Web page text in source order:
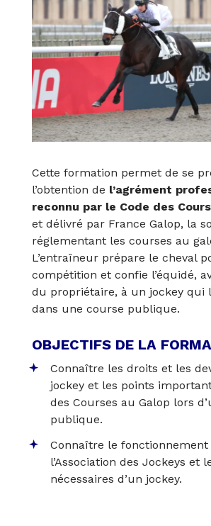
Cette formation permet de se
l’obtention de l’agrément
reconnu par le Code des
et délivré par France Galop, la
réglementant les courses au
L’entraîneur prépare le cheval
compétition et confie l’équidé,
du propriétaire, à un jockey qui
dans une course publique.
OBJECTIFS DE LA
Connaître les droits et les
jockey et les points
des Courses au Galop lors
publique.
Connaître le fonctionnement
l’Association des Jockeys et
nécessaires d’un jockey.